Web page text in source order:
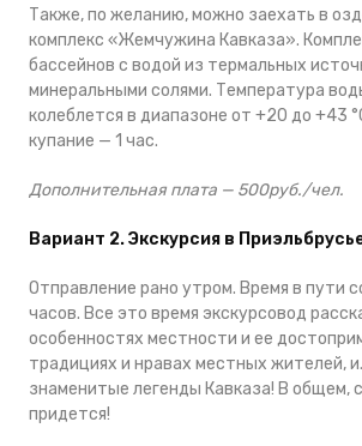
Также, по желанию, можно заехать в
комплекс «Жемчужина Кавказа».
бассейнов с водой из термальных
минеральными солями. Температура
колеблется в диапазоне от +20 до +43
купание — 1 час.
Дополнительная плата — 500руб./чел.
Вариант 2. Экскурсия в
Отправление рано утром. Время в пути
часов. Все это время экскурсовод
особенностях местности и ее
традициях и нравах местных жителей,
знаменитые легенды Кавказа! В общем,
придется!